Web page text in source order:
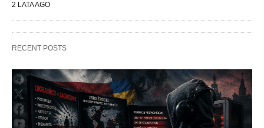
2 LATA AGO
RECENT POSTS